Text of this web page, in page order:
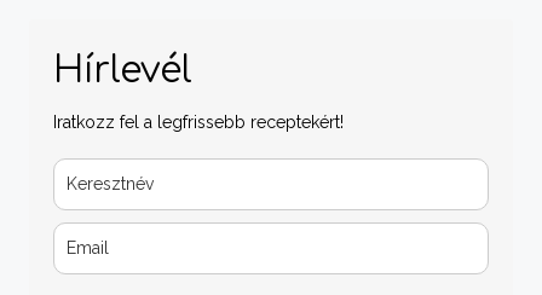
Hírlevél
Iratkozz fel a legfrissebb receptekért!